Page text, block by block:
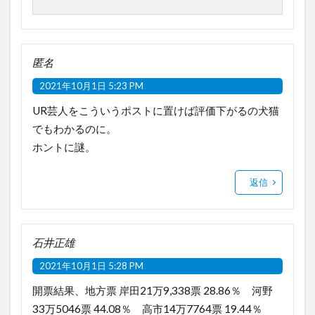
匿名
2021年10月1日 5:23 PM
UR芸人をこういうポストに置けば評価下がるの犬猫
でもわかるのに。
ホントに謎。
返信
石井正雄
2021年10月1日 5:28 PM
開票結果、地方票 岸田21万9,338票 28.86％ 河野
33万5046票 44.08％ 高市14万7764票 19.44％